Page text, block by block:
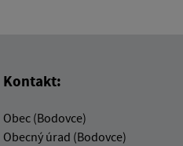
Kontakt:
Obec (Bodovce)
Obecný úrad (Bodovce)